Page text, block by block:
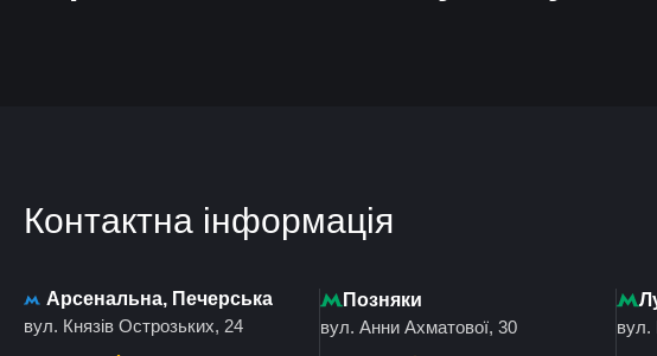
Контактна інформація
Арсенальна, Печерська
вул. Князів Острозьких, 24
Позняки
вул. Анни Ахматової, 30
вул.